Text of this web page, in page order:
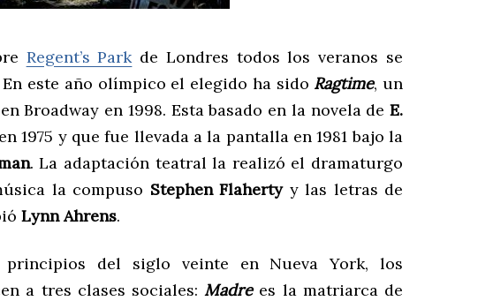
Regent’s Park de Londres todos los veranos se
este año olímpico el elegido ha sido Ragtime, un
Broadway en 1998. Esta basado en la novela de E.
1975 y que fue llevada a la pantalla en 1981 bajo la
. La adaptación teatral la realizó el dramaturgo
la compuso Stephen Flahertyy las letras de
Lynn Ahrens.
del siglo veinte en Nueva York, los
a tres clases sociales: Madrees la matriarca de